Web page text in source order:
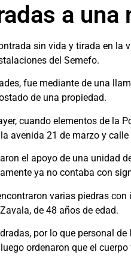
a una
sin vida y tirada en
del Semefo.
fue mediante de una
de una propiedad.
cuando elementos de la
avenida 21 de marzo y
el apoyo de una unidad
ya no contaba con
varias piedras
de 48 años de edad.
por lo que personal
ordenaron que el